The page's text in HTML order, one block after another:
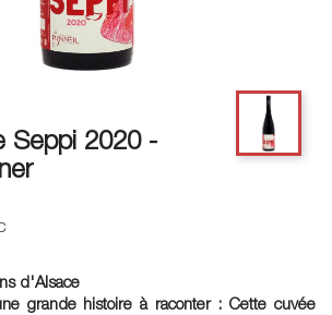
Seppi 2020 -
d'Alsace
grande histoire à raconter : Cette cuvée